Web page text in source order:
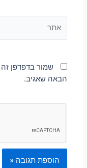
שמור בדפדפן
הבאה שאגיב.